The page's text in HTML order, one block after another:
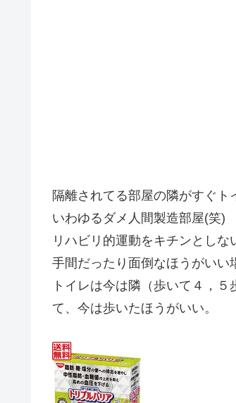
隔離されてる部屋の隣がすぐト
いわゆるダメ人間製造部屋(笑)
リハビリ的運動をキチンとし
手間だったり面倒なほうがいい
トイレは今は隣（歩いて４，
て、今は歩いたほうがいい。